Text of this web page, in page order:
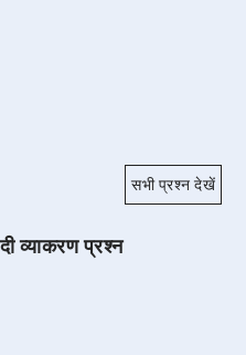
सभी प्रश्न देखें
व्याकरण प्रश्न